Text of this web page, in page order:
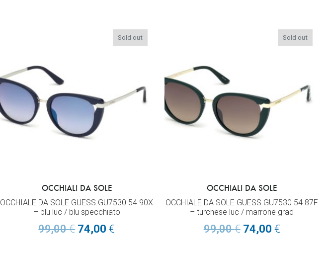
Sold out
OCCHIALI DA SOLE
OCCHIALE DA SOLE GUESS GU7530 54 90X
– blu luc / blu specchiato
99,00€ 74,00€
Sold out
OCCHIALI DA SOLE
OCCHIALE DA SOLE GUESS GU7530 54 87F
– turchese luc / marrone grad
99,00€ 74,00 €